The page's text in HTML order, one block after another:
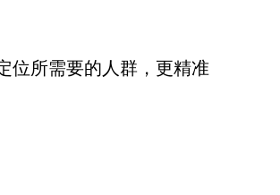
位所需要的人群，更精准